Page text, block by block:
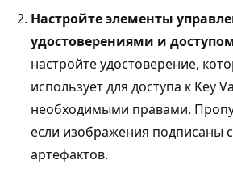
Настройте элементы
удостоверениями и
настройте удостоверение,
использует для доступа к Key
необходимыми правами.
если изображения
артефактов.